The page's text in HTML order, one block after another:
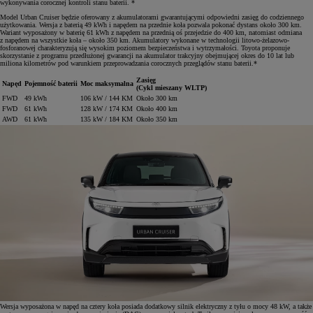
wykonywania corocznej kontroli stanu baterii. *
Model Urban Cruiser będzie oferowany z akumulatorami gwarantującymi odpowiedni zasięg do codziennego
użytkowania. Wersja z baterią 49 kWh i napędem na przednie koła pozwala pokonać dystans około 300 km.
Wariant wyposażony w baterię 61 kWh z napędem na przednią oś przejedzie do 400 km, natomiast odmiana
z napędem na wszystkie koła – około 350 km. Akumulatory wykonane w technologii litowo-żelazowo-
fosforanowej charakteryzują się wysokim poziomem bezpieczeństwa i wytrzymałości. Toyota proponuje
skorzystanie z programu przedłużonej gwarancji na akumulator trakcyjny obejmującej okres do 10 lat lub
miliona kilometrów pod warunkiem przeprowadzania corocznych przeglądów stanu baterii.*
Napęd Pojemność baterii Moc maksymalna Zasięg
(Cykl mieszany WLTP)
FWD
49 kWh 106 kW / 144 KM Około 300 km
FWD
61 kWh 128 kW / 174 KM Około 400 km
AWD
61 kWh 135 kW / 184 KM Około 350 km
Wersja wyposażona w napęd na cztery koła posiada dodatkowy silnik elektryczny z tyłu o mocy 48 kW, a także